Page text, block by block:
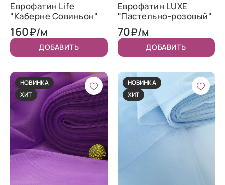
Еврофатин Life
"Каберне Совиньон"
160₽/м
ДОБАВИТЬ
Еврофатин LUXE
"Пастельно-розовый"
70₽/м
ДОБАВИТЬ
НОВИНКА
ХИТ
НОВИНКА
ХИТ